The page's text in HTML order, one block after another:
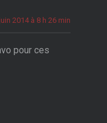
2014 à 8 h 26 min
pour ces